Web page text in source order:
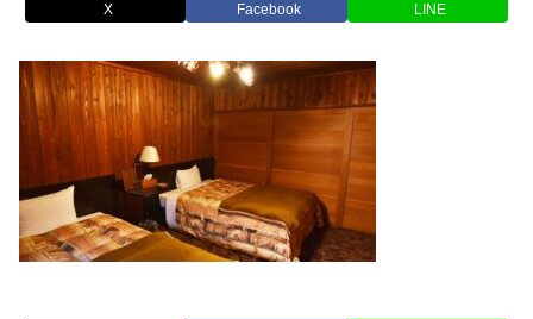
X Facebook LINE